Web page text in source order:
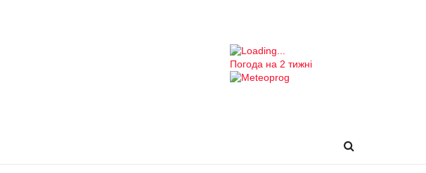
Погода на 2 тижні